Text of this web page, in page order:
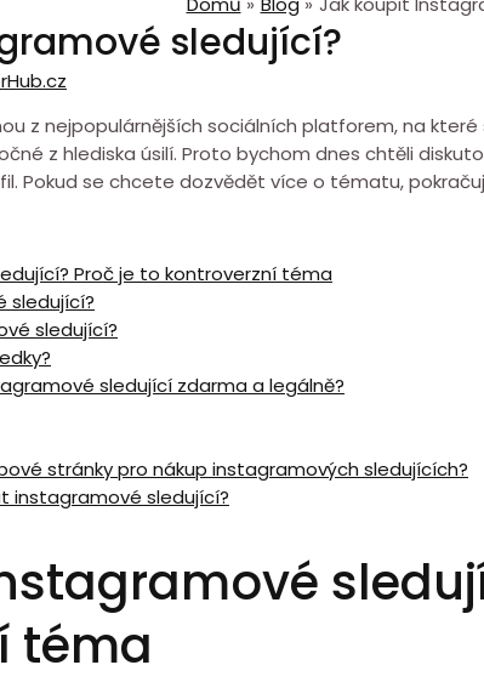
sledující?
z nejpopulárnějších sociálních platforem, na
z hlediska úsilí. Proto bychom dnes chtěli
Pokud se chcete dozvědět více o tématu,
Proč je to kontroverzní téma
sledující?
sledující?
sledující zdarma a legálně?
stránky pro nákup instagramových sledujících?
instagramové sledující?
téma